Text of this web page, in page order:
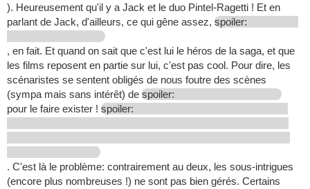
). Heureusement qu'il y a Jack et le duo Pintel-Ragetti ! Et en
parlant de Jack, d'ailleurs, ce qui gêne assez, spoiler:
, en fait. Et quand on sait que c'est lui le héros de la saga, et que
les films reposent en partie sur lui, c'est pas cool. Pour dire, les
scénaristes se sentent obligés de nous foutre des scènes
(sympa mais sans intérêt) de spoiler:
pour le faire exister ! spoiler:
. C'est là le problème: contrairement au deux, les sous-intrigues
(encore plus nombreuses !) ne sont pas bien gérés. Certains